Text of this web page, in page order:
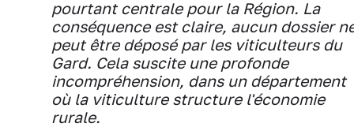
pourtant centrale pour la Région. La
conséquence est claire, aucun dossier
peut être déposé par les viticulteurs du
Gard. Cela suscite une profonde
incompréhension, dans un département
où la viticulture structure l'économie
rurale.